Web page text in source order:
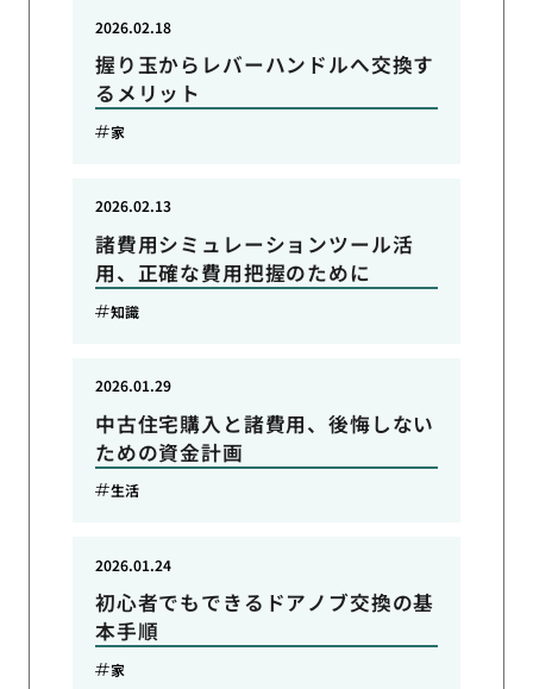
握り玉からレバーハンドルへ交換す
るメリット
2026.02.18
家
諸費用シミュレーションツール活
用、正確な費用把握のために
2026.02.13
知識
中古住宅購入と諸費用、後悔しない
ための資金計画
2026.01.29
生活
初心者でもできるドアノブ交換の基
本手順
2026.01.24
家